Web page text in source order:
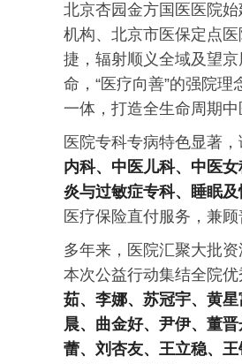
北京杏园金方国医医院
机构、北京市医保定点
捷，辐射顺义全域及望
命，“医疗向善”的强院
一体，打造全生命周期中
医院专科专病特色显著
内科、 中医儿科、中医
炎与过敏症专科、睡眠及
医疗保险直付服务，兼
多年来，医院汇聚大批
本次公益行动集结全院优
茹、李娜、苏冠宇、黄
晨、曲金好、尹伊、董
蕾、刘杏友、王立稳、